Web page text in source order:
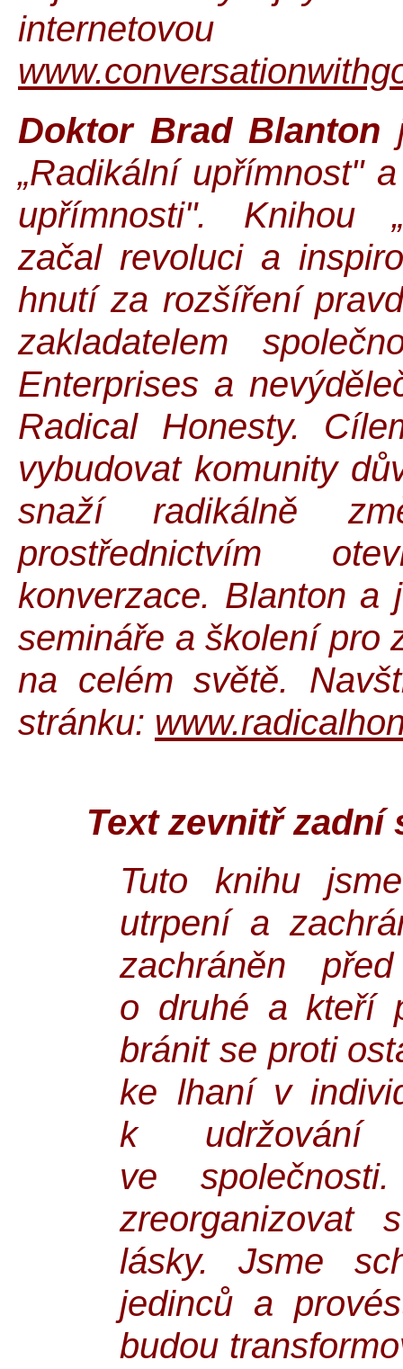
Doktor Brad Blanton
„Radikální upřímnost"
upřímnosti". Knihou
začal revoluci a
hnutí za rozšíření
zakladatelem
Enterprises a
Radical Honesty.
vybudovat komunity
snaží radikálně
prostřednictvím
konverzace. Blanton a
semináře a školení pro
na celém světě.
stránku:
Text zevnitř zadní
Tuto knihu
utrpení a
zachráněn
o druhé a kteří
bránit se proti
ke lhaní v
k udržování
ve
lásky. Jsme
jedinců a
budou